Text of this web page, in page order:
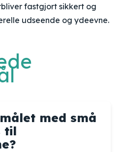
fastgjort sikkert og
udseende og ydeevne.
med små
til